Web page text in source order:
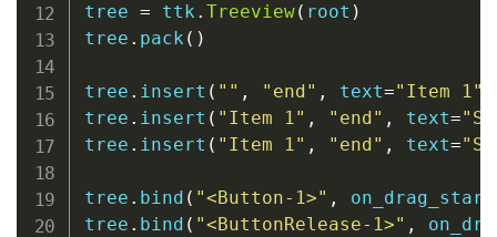
tree = ttk . Treeview( root )
tree . pack ( )
tree . insert ( "" , "end" , text="Item 1"
tree . insert ( "Item 1" , "end" , text=
tree . insert ( "Item 1" , "end" , text=
tree . bind ( "<Button-1>" , on_drag_start
tree . bind ( "<ButtonRelease-1>" ,